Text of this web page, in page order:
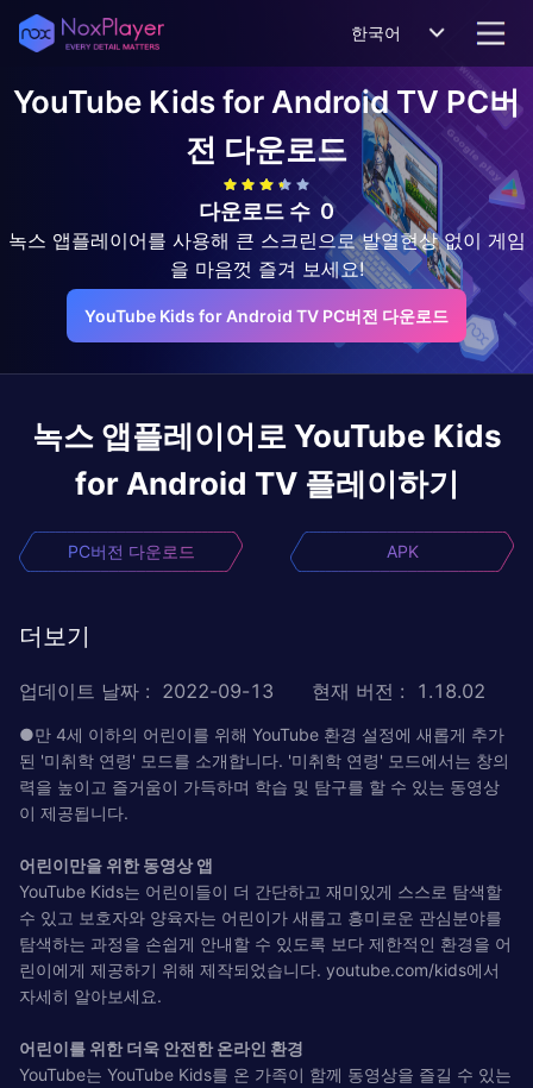
한국어
YouTube Kids for Android TV PC버
전 다운로드
다운로드 수 0
녹스 앱플레이어를 사용해 큰 스크린으로 발열현상 없이 게임
을 마음껏 즐겨 보세요!
YouTube Kids for Android TV PC버전 다운로드
녹스 앱플레이어로 YouTube Kids
for Android TV 플레이하기
PC버전 다운로드 APK
더보기
업데이트 날짜 : 2022-09-13 현재 버전 : 1.18.02
●만 4세 이하의 어린이를 위해 YouTube 환경 설정에 새롭게 추가
된 '미취학 연령' 모드를 소개합니다. '미취학 연령' 모드에서는 창의
력을 높이고 즐거움이 가득하며 학습 및 탐구를 할 수 있는 동영상
이 제공됩니다.
어린이만을 위한 동영상 앱
YouTube Kids는 어린이들이 더 간단하고 재미있게 스스로 탐색할
수 있고 보호자와 양육자는 어린이가 새롭고 흥미로운 관심분야를
탐색하는 과정을 손쉽게 안내할 수 있도록 보다 제한적인 환경을 어
린이에게 제공하기 위해 제작되었습니다. youtube.com/kids에서
자세히 알아보세요.
어린이를 위한 더욱 안전한 온라인 환경
YouTube는 YouTube Kids를 온 가족이 함께 동영상을 즐길 수 있는